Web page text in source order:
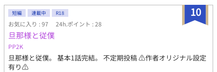
縛り付けると」 「待ってくださいアルカシス様っ」 １０年越
しの人間界で再会した友人と兄。 アルカシスの怒りの理由。 ー
ー『アルカシスに愛を教えろ』。 アルカシスの怒りの理由と彰
の選択が、陽や諒の運命をも変えていく。 人間界、淫魔界、コ
キュートス、天界。４つの世界を巻き込み、彰とアルカシスの葛
藤が始まる。
10
短編 連載中 R18
お気に入り : 97 24h.ポイント : 28
旦那様と従僕
PP2K
旦那様と従僕。 基本1話完結。 不定期投稿 ⚠️作者オリジナル設定
有り⚠️